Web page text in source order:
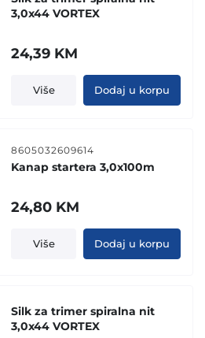
3,0x44 VORTEX
24,39 KM
Više Dodaj u korpu
8605032609614
Kanap startera 3,0x100m
24,80 KM
Više Dodaj u korpu
Silk za trimer spiralna nit
3,0x44 VORTEX